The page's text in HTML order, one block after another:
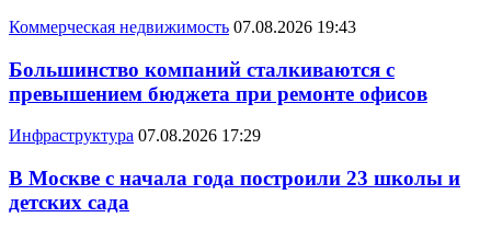
Коммерческая недвижимость 07.08.2026 19:43
Большинство компаний сталкиваются с
превышением бюджета при ремонте офисов
Инфраструктура 07.08.2026 17:29
В Москве с начала года построили 23 школы и
детских сада